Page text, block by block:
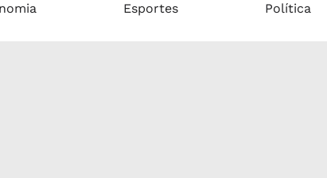
Esportes Política